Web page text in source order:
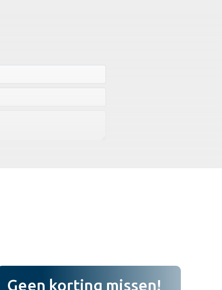
Geen korting missen!